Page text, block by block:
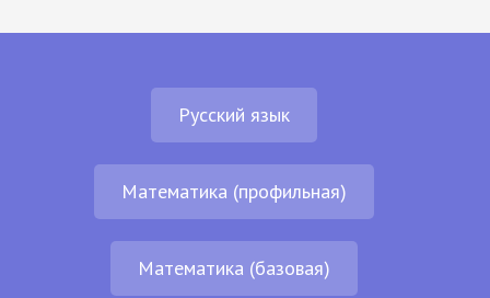
Русский язык
Математика (профильная)
Математика (базовая)